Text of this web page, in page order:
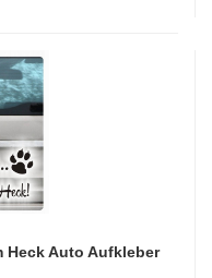
Heck Auto Aufkleber